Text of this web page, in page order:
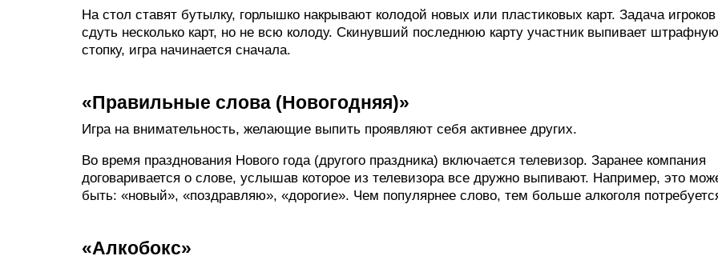
На стол ставят бутылку, горлышко накрывают колодой новых или пластиковых карт. Задача игроков
сдуть несколько карт, но не всю колоду. Скинувший последнюю карту участник выпивает штрафную
стопку, игра начинается сначала.
«Правильные слова (Новогодняя)»
Игра на внимательность, желающие выпить проявляют себя активнее других.
Во время празднования Нового года (другого праздника) включается телевизор. Заранее компания
договаривается о слове, услышав которое из телевизора все дружно выпивают. Например, это
быть: «новый», «поздравляю», «дорогие». Чем популярнее слово, тем больше алкоголя
«Алкобокс»